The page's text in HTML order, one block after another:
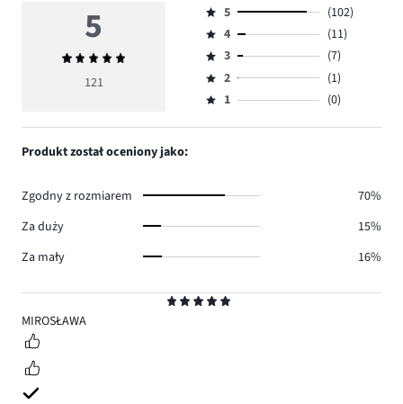
5
MIROSŁAWA
5
Średnia
ocena
121
Ocena
5,
ilość
głosów
102.
5
(102)
Ocena
4,
ilość
głosów
4
(11)
Ocena
3,
ilość
3
(7)
Ocena
2,
2
(1)
Ocena
1,
1 (0)
Produkt został oceniony jako:
Zgodny z rozmiarem
70%
Za duży
15%
Za mały
16%